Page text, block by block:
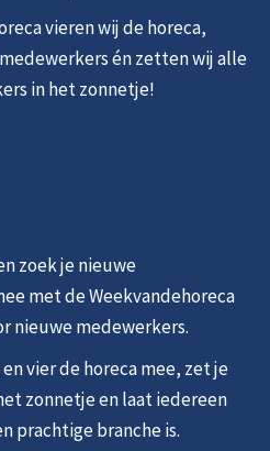
vieren wij de horeca,
én zetten wij alle
in het zonnetje!
zoek je nieuwe
met de Weekvandehoreca
nieuwe medewerkers.
vier de horeca mee, zet je
zonnetje en laat iedereen
prachtige branche is.